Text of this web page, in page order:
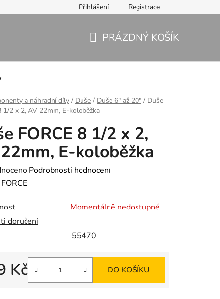
Přihlášení Registrace
PRÁZDNÝ KOŠÍK
a náhradní díly / Duše / Duše 6" až 20" / Duše
1/2 x 2, AV 22mm, E-koloběžka
FORCE 8 1/2 x 2,
E-koloběžka
Podrobnosti hodnocení
FORCE
Momentálně nedostupné
doručení
55470
Kč DO KOŠÍKU